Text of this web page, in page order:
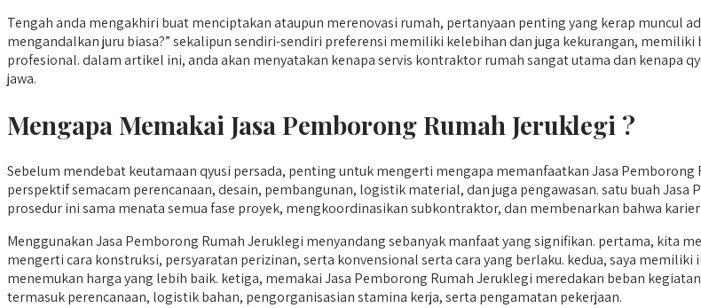
Tengah anda mengakhiri buat menciptakan ataupun merenovasi rumah, pertanyaan penting yang kerap muncul
mengandalkan juru biasa?” sekalipun sendiri-sendiri preferensi memiliki kelebihan dan juga kekurangan,
profesional. dalam artikel ini, anda akan menyatakan kenapa servis kontraktor rumah sangat utama dan kenapa
jawa.
Mengapa Memakai Jasa Pemborong Rumah Jeruklegi ?
Sebelum mendebat keutamaan qyusi persada, penting untuk mengerti mengapa memanfaatkan Jasa
perspektif semacam perencanaan, desain, pembangunan, logistik material, dan juga pengawasan. satu buah
prosedur ini sama menata semua fase proyek, mengkoordinasikan subkontraktor, dan membenarkan bahwa
Menggunakan Jasa Pemborong Rumah Jeruklegi menyandang sebanyak manfaat yang signifikan. pertama, kita
mengerti cara konstruksi, persyaratan perizinan, serta konvensional serta cara yang berlaku. kedua, saya
menemukan harga yang lebih baik. ketiga, memakai Jasa Pemborong Rumah Jeruklegi meredakan beban
termasuk perencanaan, logistik bahan, pengorganisasian stamina kerja, serta pengamatan pekerjaan.